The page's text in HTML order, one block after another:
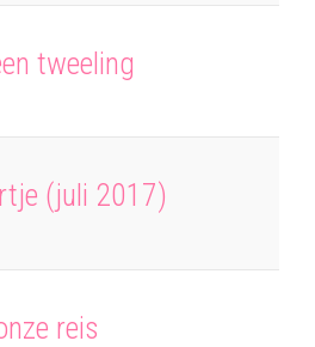
tweeling
(juli 2017)
reis